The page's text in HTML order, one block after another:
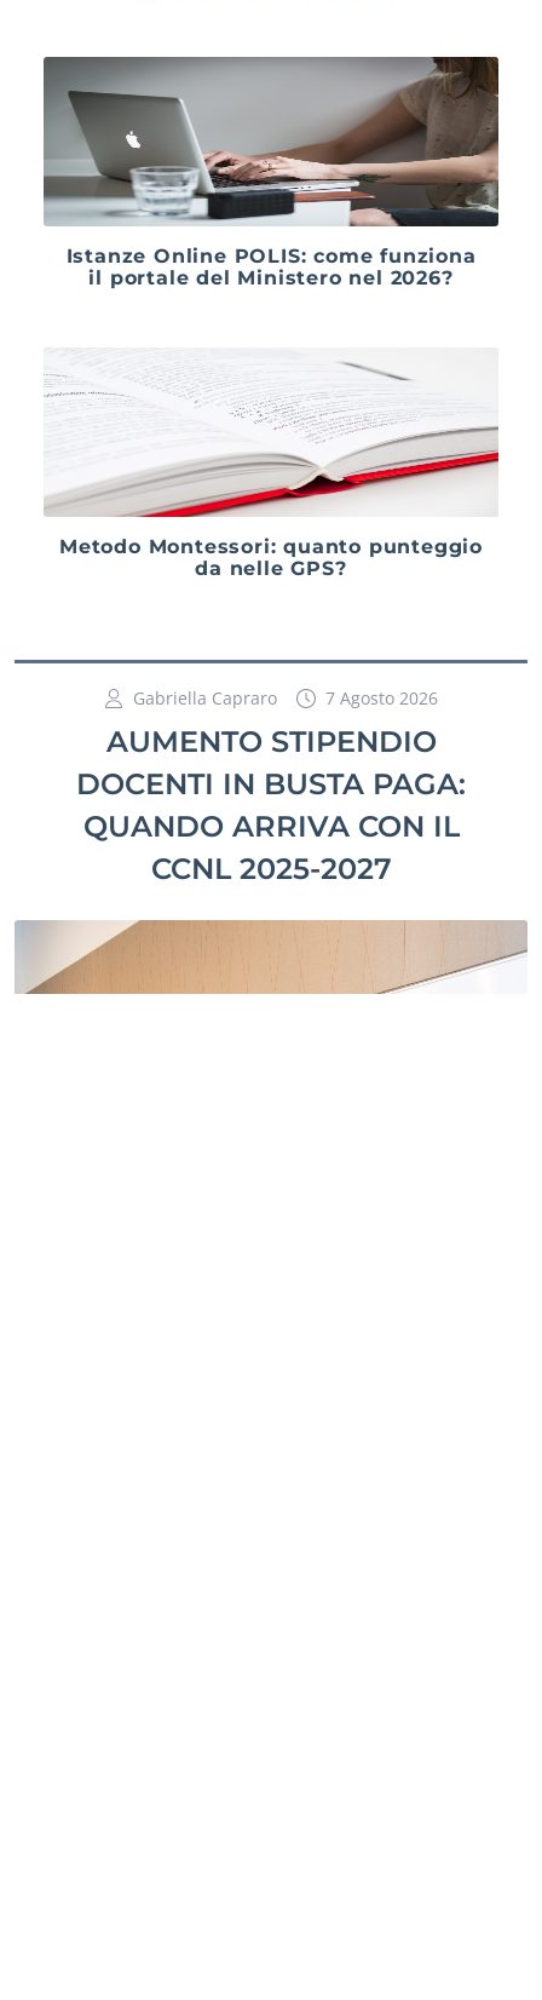
Istanze Online POLIS: come funziona
il portale del Ministero nel 2026?
Metodo Montessori: quanto punteggio
da nelle GPS?
Gabriella Capraro 7 Agosto 2026
AUMENTO STIPENDIO
DOCENTI IN BUSTA PAGA:
QUANDO ARRIVA CON IL
CCNL 2025-2027